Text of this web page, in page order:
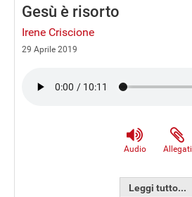
Gesù è risorto
Irene Criscione
29 Aprile 2019
Audio Allegati
Leggi tutto...